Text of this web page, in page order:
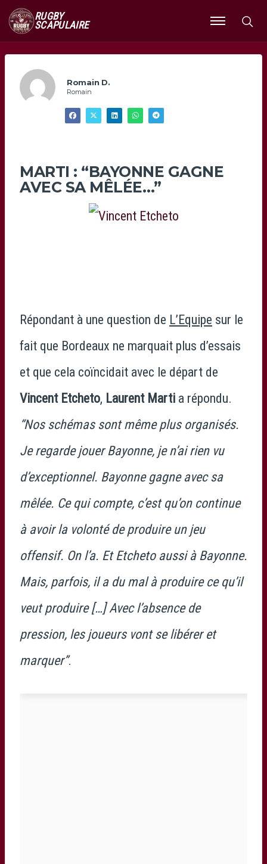
RUGBY
SCAPULAIRE
Ouvrir
le
Romain D.
Romain
MARTI : “BAYONNE GAGNE
AVEC SA MÊLÉE…”
Répondant à une question de L’Equipe sur le
fait que Bordeaux ne marquait plus d’essais
et que cela coïncidait avec le départ de
Vincent Etcheto, Laurent Marti a répondu.
“Nos schémas sont même plus organisés.
Je regarde jouer Bayonne, je n’ai rien vu
d’exceptionnel. Bayonne gagne avec sa
mêlée. Ce qui compte, c’est qu’on continue
à avoir la volonté de produire un jeu
offensif. On l’a. Et Etcheto aussi à Bayonne.
Mais, parfois, il a du mal à produire ce qu’il
veut produire […] Avec l’absence de
pression, les joueurs vont se libérer et
marquer”.